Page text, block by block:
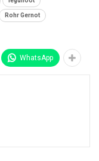
Rohr Gernot
WhatsApp